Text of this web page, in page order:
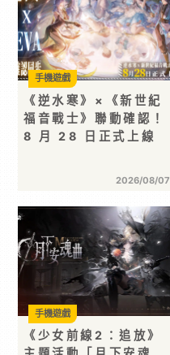
《逆水寒》×《新世紀
福音戰士》聯動確認！
8 月 28 日正式上線
2026/08/07
手機遊戲
《少女前線2：追放》
手機遊戲